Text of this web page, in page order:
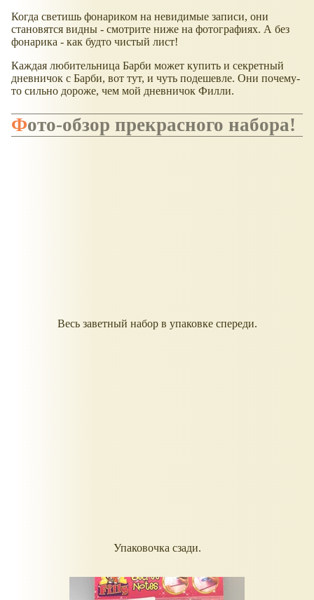
Когда светишь фонариком на невидимые записи, они
становятся видны - смотрите ниже на фотографиях. А без
фонарика - как будто чистый лист!
Каждая любительница Барби может купить и секретный
дневничок с Барби, вот тут, и чуть подешевле. Они почему-
то сильно дороже, чем мой дневничок Филли.
Фото-обзор прекрасного набора!
Весь заветный набор в упаковке спереди.
Упаковочка сзади.